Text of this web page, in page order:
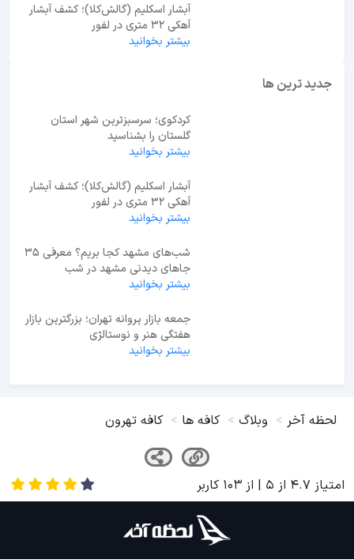
آبشار اسکلیم (گالش‌کلا)؛ کشف آبشار
آهکی ۳۲ متری در لفور
بیشتر بخوانید
جدید ترین ها
کردکوی؛ سرسبزترین شهر استان
گلستان را بشناسید
بیشتر بخوانید
آبشار اسکلیم (گالش‌کلا)؛ کشف آبشار
آهکی ۳۲ متری در لفور
بیشتر بخوانید
شب‌های مشهد کجا بریم؟ معرفی 35
جاهای دیدنی مشهد در شب
بیشتر بخوانید
جمعه بازار پروانه تهران؛ بزرگترین بازار
هفتگی هنر و نوستالژی
بیشتر بخوانید
لحظه آخر وبلاگ کافه ها کافه تهرون
امتیاز 4.7 از 5 | از 103 کاربر